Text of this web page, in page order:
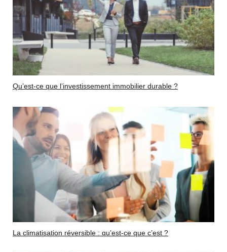
Qu’est-ce que l’investissement immobilier durable ?
La climatisation réversible : qu’est-ce que c’est ?